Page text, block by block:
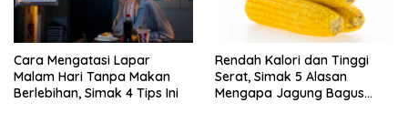
Cara Mengatasi Lapar
Malam Hari Tanpa Makan
Berlebihan, Simak 4 Tips Ini
Rendah Kalori dan Tinggi
Serat, Simak 5 Alasan
Mengapa Jagung Bagus